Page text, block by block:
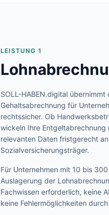
LEISTUNG 1
SOLL-HABEN.digital
Gehaltsabrechnung für
rechtssicher. Ob
wickeln Ihre
relevanten Daten fristgerecht
Sozialversicherungsträger.
Für Unternehmen mit 10 bis
Auslagerung der
Fachwissen erforderlich, keine
keine Fehlermöglichkeiten